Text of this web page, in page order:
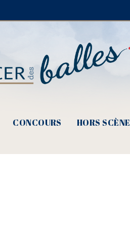
CONCOURS HORS SCÈNE